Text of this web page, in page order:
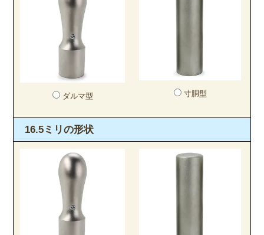
ダルマ型 寸胴型
16.5ミリの形状